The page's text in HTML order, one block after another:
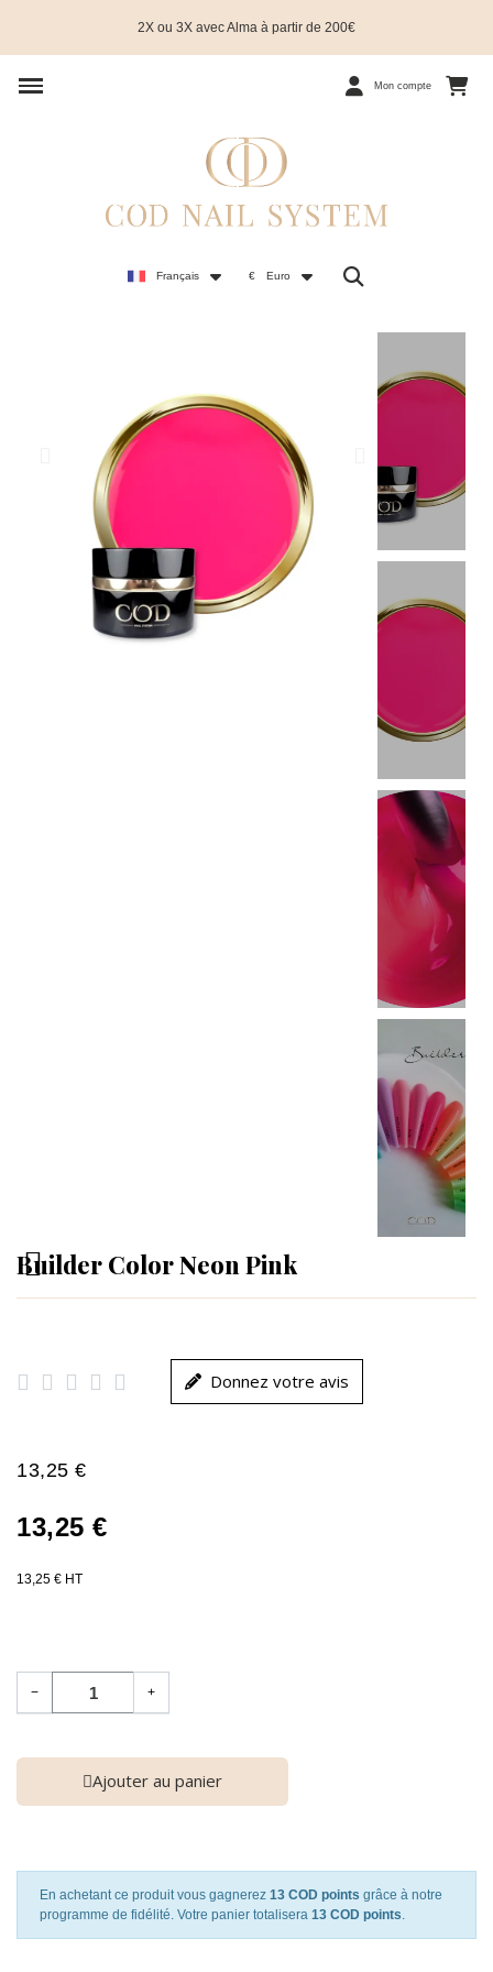
2X ou 3X avec Alma à partir de 200€
Mon compte
Français € Euro
Builder Color Neon Pink
     Donnez votre avis
13,25 €
13,25 €
13,25 € HT
− +
Ajouter au panier
En achetant ce produit vous gagnerez 13 COD points grâce à notre
programme de fidélité. Votre panier totalisera 13 COD points.